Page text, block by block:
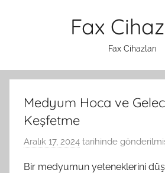
Fax
Fax Cihazları
Medyum Hoca ve
Keşfetme
Aralık 17, 2024 tarihinde
Bir medyumun yeteneklerini